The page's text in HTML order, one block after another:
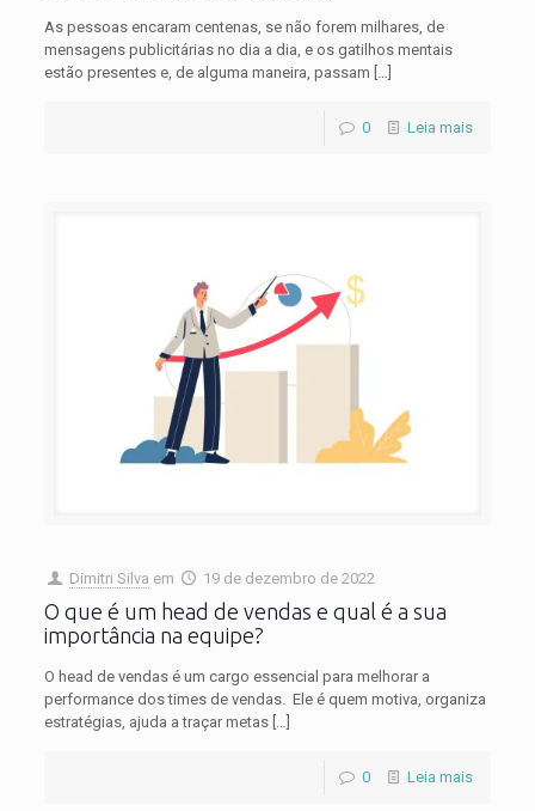
As pessoas encaram centenas, se não forem milhares, de
mensagens publicitárias no dia a dia, e os gatilhos mentais
estão presentes e, de alguma maneira, passam […]
0 Leia mais
Dimitri Silva em 19 de dezembro de 2022
O que é um head de vendas e qual é a sua
importância na equipe?
O head de vendas é um cargo essencial para melhorar a
performance dos times de vendas. Ele é quem motiva, organiza
estratégias, ajuda a traçar metas[…]
0 Leia mais